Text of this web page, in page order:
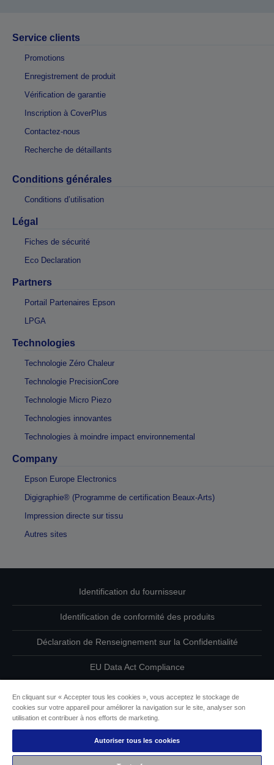
Service clients
Promotions
Enregistrement de produit
Vérification de garantie
Inscription à CoverPlus
Contactez-nous
Recherche de détaillants
Conditions générales
Conditions d’utilisation
Légal
Fiches de sécurité
Eco Declaration
Partners
Portail Partenaires Epson
LPGA
Technologies
Technologie Zéro Chaleur
Technologie PrecisionCore
Technologie Micro Piezo
Technologies innovantes
Technologies à moindre impact environnemental
Company
Epson Europe Electronics
Digigraphie® (Programme de certification Beaux-Arts)
Impression directe sur tissu
Autres sites
Identification du fournisseur
Identification de conformité des produits
Déclaration de Renseignement sur la Confidentialité
EU Data Act Compliance
Informations sur les cookies
L’engagement d’Epson pour l’accessibilité
En cliquant sur « Accepter tous les cookies », vous acceptez le stockage de
cookies sur votre appareil pour améliorer la navigation sur le site, analyser son
utilisation et contribuer à nos efforts de marketing.
Autoriser tous les cookies